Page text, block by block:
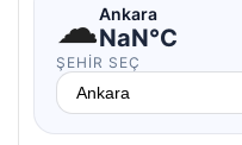
☁Ankara
NaN°C
ŞEHIR SEÇ